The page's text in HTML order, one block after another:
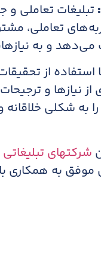
تبلیغات تعاملی و
می‌دهد و به
استفاده از
نیازها و ترجیحات
به شکلی
شرکتهای تبلیغاتی
به همکاری